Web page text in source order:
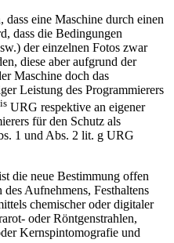
dass eine Maschine durch einen
dass die Bedingungen
der einzelnen Fotos zwar
diese aber aufgrund der
Maschine doch das
Leistung des Programmierers
URG respektive an eigener
für den Schutz als
1 und Abs. 2 lit. g URG
die neue Bestimmung offen
Aufnehmens, Festhaltens
chemischer oder digitaler
oder Röntgenstrahlen,
Kernspintomografie und